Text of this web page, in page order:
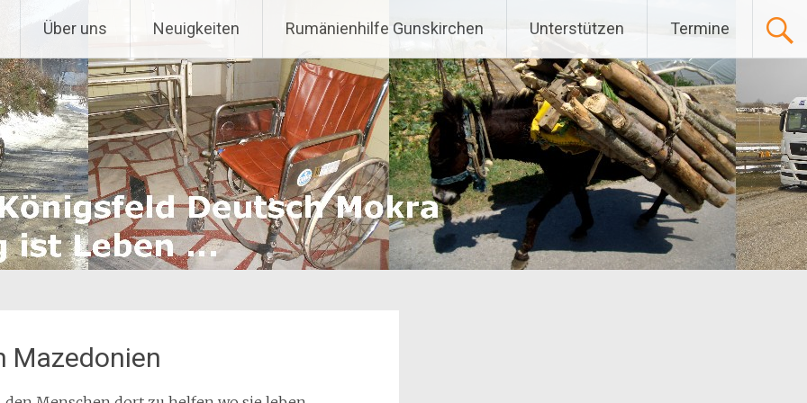
Über uns Neuigkeiten Rumänienhilfe Gunskirchen Unterstützen Termine
Mazedonien